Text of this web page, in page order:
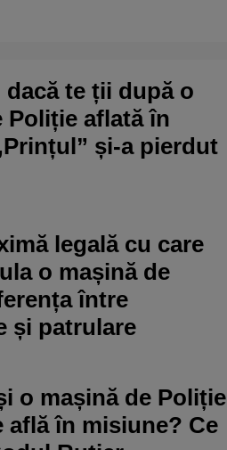
dacă te ții după o
Poliție aflată în
și-a pierdut
legală cu care
o mașină de
între
și patrulare
o mașină de Poliție
află în misiune? Ce